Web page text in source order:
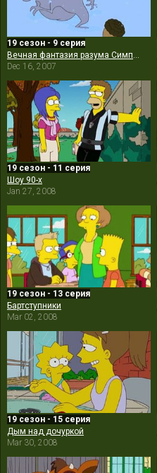
19 сезон - 9 серия
Вечная фантазия разума Симпсона
Dec 16, 2007
19 сезон - 11 серия
Шоу 90-х
Jan 27, 2008
19 сезон - 13 серия
Бартступники
Mar 02, 2008
19 сезон - 15 серия
Дым над дочуркой
Mar 30, 2008